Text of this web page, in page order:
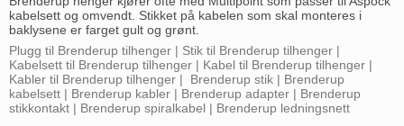
kabelsett og omvendt. Stikket på kabelen som skal monteres i
baklysene er farget gult og grønt.
Plugg til Brenderup tilhenger | Stik til Brenderup tilhenger |
Kabelsett til Brenderup tilhenger | Kabel til Brenderup tilhenger |
Kabler til Brenderup tilhenger | Brenderup stik | Brenderup
kabelsett | Brenderup kabler | Brenderup adapter | Brenderup
stikkontakt | Brenderup spiralkabel | Brenderup ledningsnett